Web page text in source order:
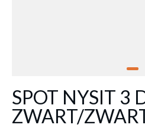
SPOT NYSIT 3
ZWART/